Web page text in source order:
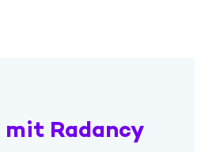
mit Radancy